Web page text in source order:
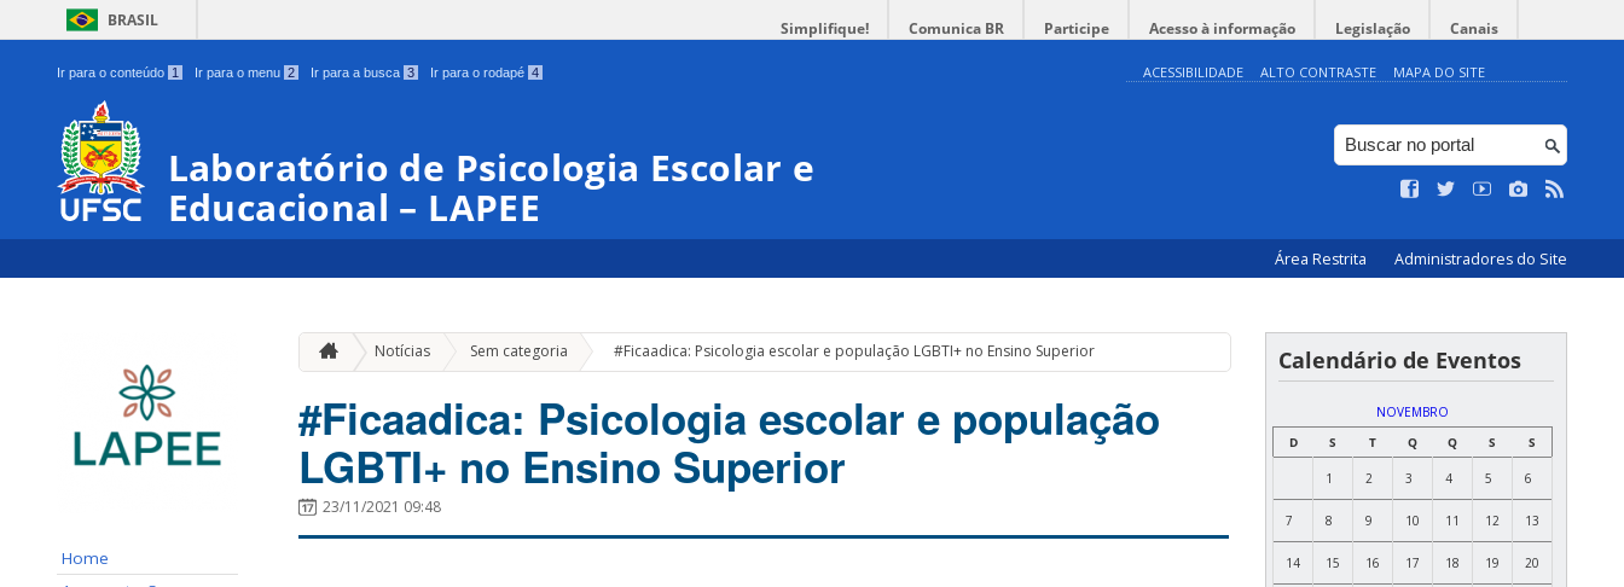
BRASIL Simplifique! Comunica BR Participe Acesso à informação Legislação Canais
Ir para o conteúdo 1 Ir para o menu 2 Ir para a busca 3 Ir para o rodapé 4 ACESSIBILIDADE ALTO CONTRASTE MAPA DO SITE
Laboratório de Psicologia Escolar e
Educacional – LAPEE
Área Restrita Administradores do Site
Home
Notícias Sem categoria » #Ficaadica: Psicologia escolar e população LGBTI+ no Ensino Superior
#Ficaadica: Psicologia escolar e população
LGBTI+ no Ensino Superior
23/11/2021 09:48
Calendário de Eventos
NOVEMBRO
D
S T Q Q S S
1 2 3 4 5 6
7 8 9 10 11 12 13
14 15 16 17 18 19 20